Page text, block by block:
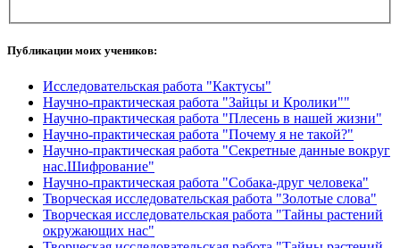
Публикации моих учеников:
Исследовательская работа "Кактусы"
Научно-практическая работа "Зайцы и Кролики""
Научно-практическая работа "Плесень в нашей жизни"
Научно-практическая работа "Почему я не такой?"
Научно-практическая работа "Секретные данные вокруг
нас.Шифрование"
Научно-практическая работа "Собака-друг человека"
Творческая исследовательская работа "Золотые слова"
Творческая исследовательская работа "Тайны растений
окружающих нас"